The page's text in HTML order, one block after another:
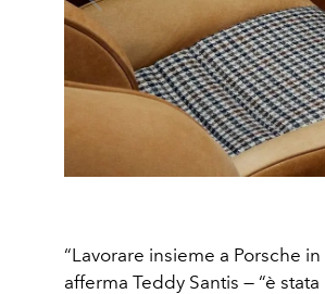
“Lavorare insieme a Porsche
afferma Teddy Santis — “è